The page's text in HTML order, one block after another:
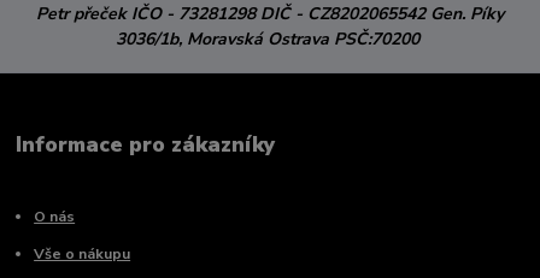
Petr přeček IČO - 73281298DIČ - CZ8202065542 Gen. Píky
3036/1b, Moravská Ostrava PSČ:70200
Informace pro zákazníky
O nás
Vše o nákupu